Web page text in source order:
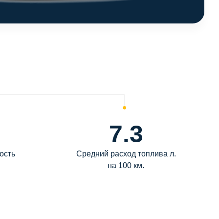
7.3
Средний расход топлива л.
на 100 км.